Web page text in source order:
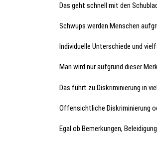
Das geht schnell mit den
Schwups werden Menschen
Individuelle Unterschiede und
Man wird nur aufgrund dieser
Das führt zu Diskriminierung in
Offensichtliche Diskriminierung
Egal ob Bemerkungen,